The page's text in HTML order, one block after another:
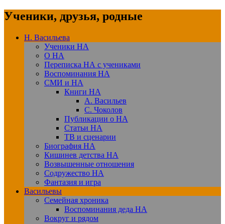
Ученики, друзья, родные
Н. Васильева
Ученики НА
О НА
Переписка НА с учениками
Воспоминания НА
СМИ и НА
Книги НА
А. Васильев
С. Чоколов
Публикации о НА
Статьи НА
ТВ и сценарии
Биография НА
Кишинев детства НА
Возвышенные отношения
Содружество НА
Фантазия и игра
Васильевы
Семейная хроника
Воспоминания деда НА
Вокруг и рядом